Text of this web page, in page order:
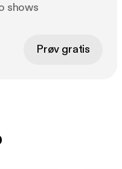
shows
Prøv gratis